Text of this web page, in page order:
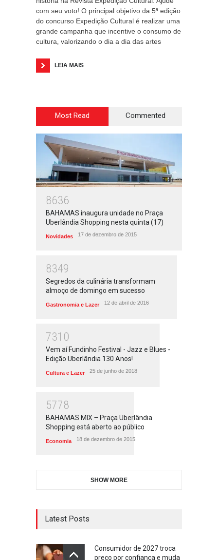
com seu voto! O principal objetivo da 5ª edição
do concurso Expedição Cultural é realizar uma
grande campanha que incentive o consumo de
cultura, valorizando o dia a dia das artes
LEIA MAIS
Most Read Commented
8636
BAHAMAS inaugura unidade no Praça
Uberlândia Shopping nesta quinta (17)
Novidades 17 de dezembro de 2015
8349
Segredos da culinária transformam
almoço de domingo em sucesso
Gastronomia e Lazer 12 de abril de 2016
7310
Vem aí Fundinho Festival - Jazz e Blues -
Edição Uberlândia 130 Anos!
Cultura e Lazer 25 de junho de 2018
5778
BAHAMAS MIX – Praça Uberlândia
Shopping está aberto ao público
Economia 18 de dezembro de 2015
SHOW MORE
Latest Posts
Consumidor de 2027 troca
preço por confiança e muda